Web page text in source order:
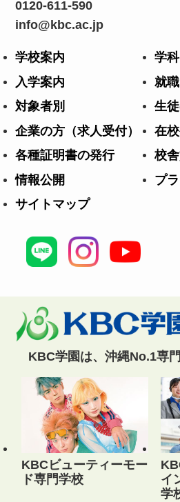
0120-611-590
info@kbc.ac.jp
学校案内
学
入学案内
就
対象者別
生
企業の方（求人受付）
在
各種証明書の発行
校
情報公開
プ
サイトマップ
KBC学園は、沖縄No.1専
KBCビューティーモー
ド専門学校
イ
学